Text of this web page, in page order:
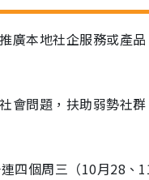
廣本地社企服務或產
會問題，扶助弱勢社群
四個周三（10月28、